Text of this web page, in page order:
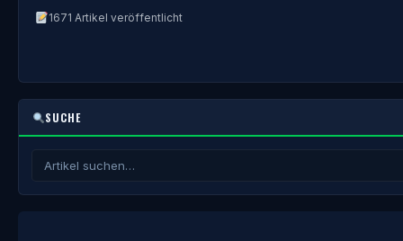
1671 Artikel veröffentlicht
SUCHE